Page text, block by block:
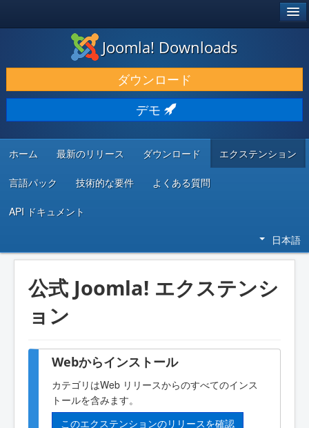
ダウンロードと機能拡張
発見と学び
コミュニティとサポート
開発者向けリソース
Joomla! Downloads
ダウンロード
デモ
ホーム 最新のリリース ダウンロード エクステンション
言語パック 技術的な要件 よくある質問
API ドキュメント
日本語
公式 Joomla! エクステンシ
ョン
Webからインストール
カテゴリはWeb リリースからのすべてのインス
トールを含みます。
このエクステンションのリリースを確認